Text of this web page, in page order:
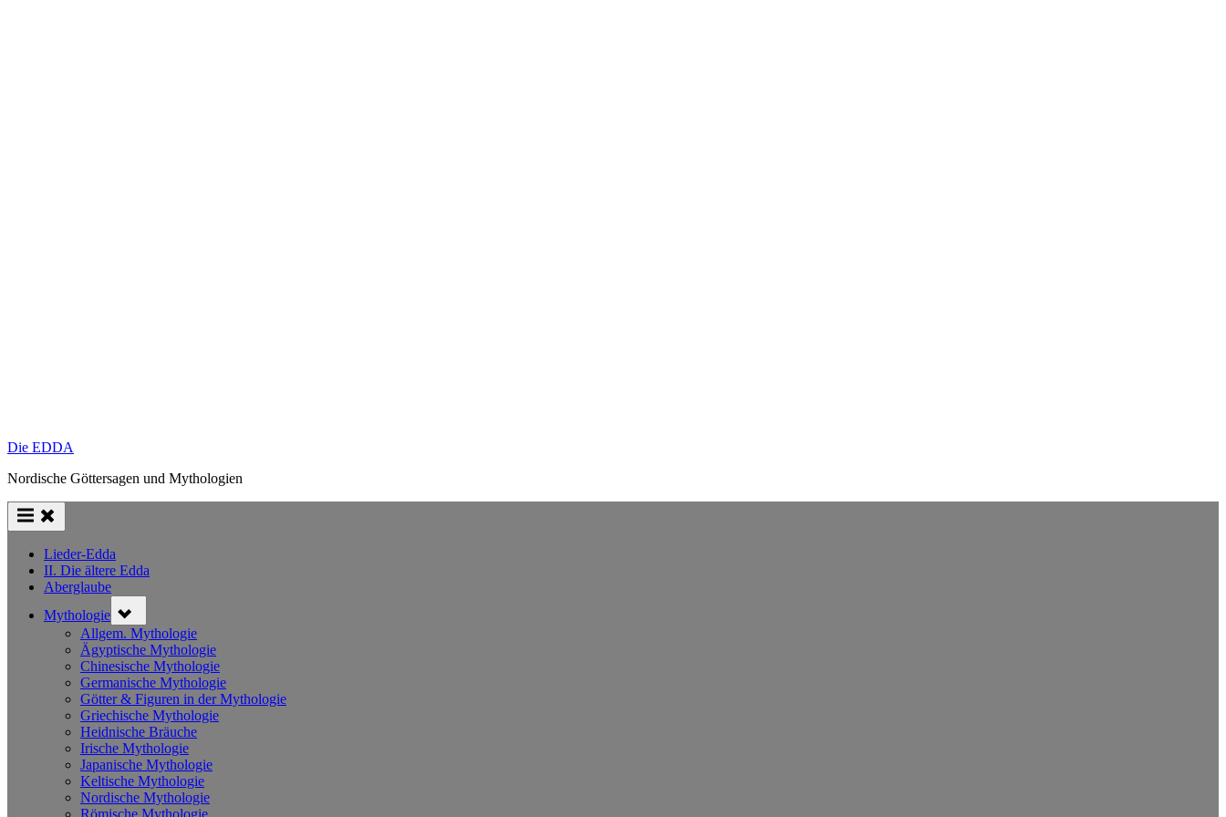
Die EDDA
Nordische Göttersagen und Mythologien
Lieder-Edda
II. Die ältere Edda
Aberglaube
Mythologie sub-
menu
Allgem. Mythologie
Ägyptische Mythologie
Chinesische Mythologie
Germanische Mythologie
Götter & Figuren in der Mythologie
Griechische Mythologie
Heidnische Bräuche
Irische Mythologie
Japanische Mythologie
Keltische Mythologie
Nordische Mythologie
Römische Mythologie